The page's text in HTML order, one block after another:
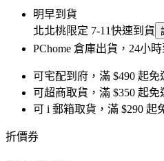
明早到貨
北北桃限定 7-11快速到貨
PChome 倉庫出貨，24小
可宅配到府，滿 $490 起免
可超商取貨，滿 $350 起免
可 i 郵箱取貨，滿 $290 起
折價券